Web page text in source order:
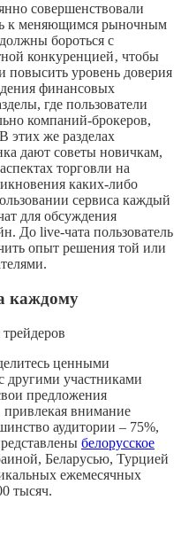
совершенствовали
к меняющимся рыночным
бороться с
конкуренцией‚ чтобы
повысить уровень доверия
финансовых
где пользователи
компаний-брокеров,
этих же разделах
дают советы новичкам,
торговли на
каких-либо
сервиса каждый
для обсуждения
До live-чата пользователь
опыт решения той или
каждому
ценными
другими участниками
предложения
внимание
аудитории – 75%,
белорусское
Беларусью, Турцией
ежемесячных
тысяч.